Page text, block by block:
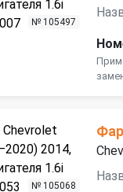
№ 105497
№ 105068